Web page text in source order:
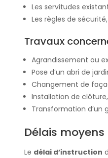
Les servitudes
Les règles de
Travaux
Agrandissement ou
Pose d’un abri de
Changement de
Installation de
Transformation d’un
Délais
Le délai d’instruction